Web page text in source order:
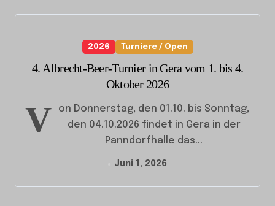
2026 Turniere / Open
4. Albrecht-Beer-Turnier in Gera vom 1. bis 4.
Oktober 2026
V
on Donnerstag, den 01.10. bis Sonntag,
den 04.10.2026 findet in Gera in der
Panndorfhalle das...
Juni 1, 2026